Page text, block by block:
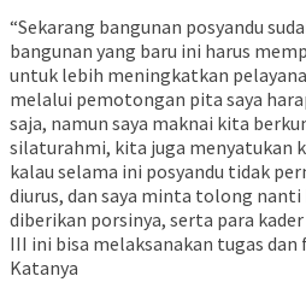
“Sekarang bangunan posyandu
bangunan yang baru ini harus
untuk lebih meningkatkan
melalui pemotongan pita saya
saja, namun saya maknai kita
silaturahmi, kita juga menyatukan
kalau selama ini posyandu tidak
diurus, dan saya minta tolong
diberikan porsinya, serta para
III ini bisa melaksanakan tugas dan
Katanya